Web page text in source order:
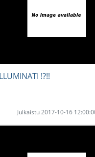
!?!!
Julkaistu 2017-10-16